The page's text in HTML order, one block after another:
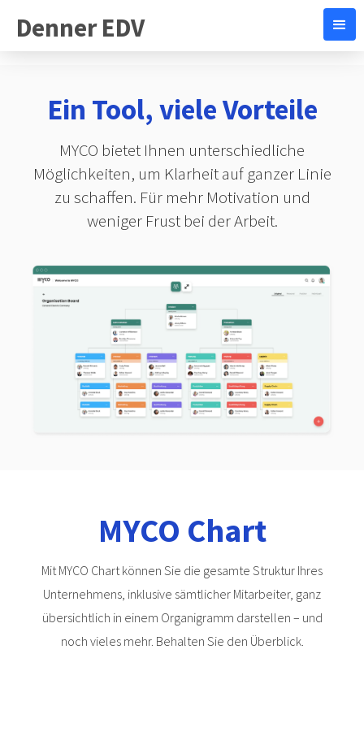
Denner EDV
Ein Tool, viele Vorteile
MYCO bietet Ihnen unterschiedliche
Möglichkeiten, um Klarheit auf ganzer Linie
zu schaffen. Für mehr Motivation und
weniger Frust bei der Arbeit.
MYCO Chart
Mit MYCO Chart können Sie die gesamte Struktur Ihres
Unternehmens, inklusive sämtlicher Mitarbeiter, ganz
übersichtlich in einem Organigramm darstellen – und
noch vieles mehr. Behalten Sie den Überblick.